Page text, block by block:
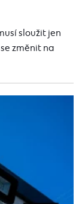
sloužit jen
změnit na